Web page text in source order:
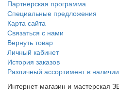
Партнерская программа
Специальные предложения
Карта сайта
Связаться с нами
Вернуть товар
Личный кабинет
История заказов
Различный ассортимент в наличии
Интернет-магазин и мастерская